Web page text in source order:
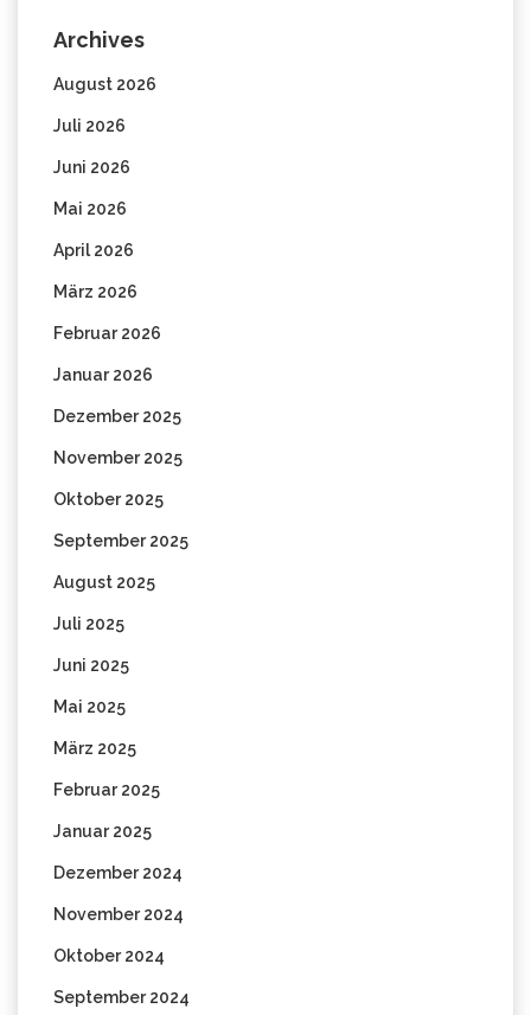
Archives
August 2026
Juli 2026
Juni 2026
Mai 2026
April 2026
März 2026
Februar 2026
Januar 2026
Dezember 2025
November 2025
Oktober 2025
September 2025
August 2025
Juli 2025
Juni 2025
Mai 2025
März 2025
Februar 2025
Januar 2025
Dezember 2024
November 2024
Oktober 2024
September 2024